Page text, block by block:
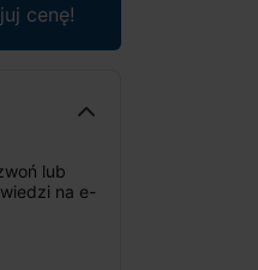
cenę!
lub
na e-